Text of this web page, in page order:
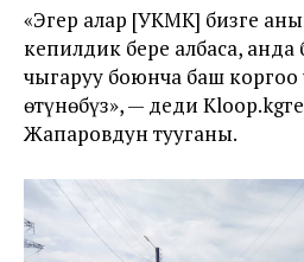
«Эгер алар [УКМК] бизге
кепилдик бере албаса,
чыгаруу боюнча баш коргоо
өтүнөбүз», — деди
Жапаровдун тууганы.